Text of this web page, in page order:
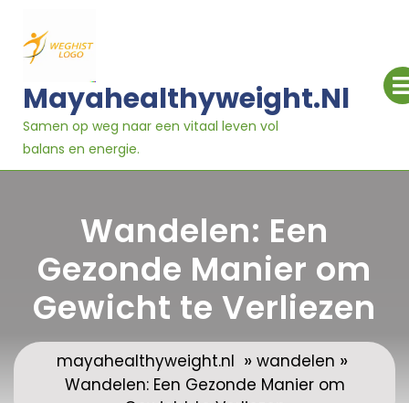
naar
inhoud
Mayahealthyweight.nl
Samen op weg naar een vitaal leven vol
balans en energie.
Wandelen: Een
Gezonde Manier om
Gewicht te Verliezen
mayahealthyweight.nl » wandelen »
Wandelen: Een Gezonde Manier om